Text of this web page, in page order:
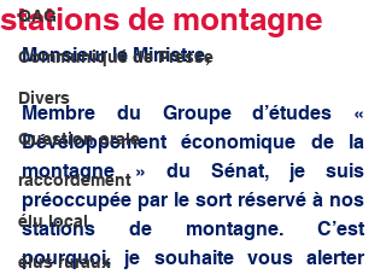
QAG
Communiqué de Presse
Divers
Question orale
raccordement
élu local
élus ruraux
stations de montagne
Monsieur le Ministre,
Membre du Groupe d’études «
Développement économique de la
montagne » du Sénat, je suis
préoccupée par le sort réservé à nos
stations de montagne. C’est
pourquoi, je souhaite vous alerter